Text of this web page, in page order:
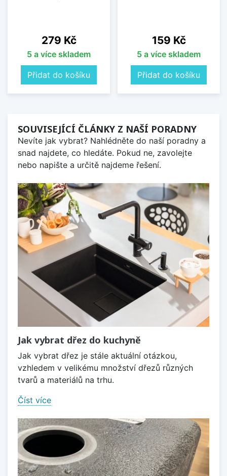
Cena
279 Kč
5 a více skladem
Přidat do košíku
Cena
159 Kč
5 a více skladem
Přidat do košíku
SOUVISEJÍCÍ ČLÁNKY Z NAŠÍ PORADNY
Nevíte jak vybrat? Nahlédněte do naší poradny a
snad najdete, co hledáte. Pokud ne, zavolejte
nebo napište a určitě najdeme řešení.
Jak vybrat dřez do kuchyně
Jak vybrat dřez je stále aktuální otázkou,
vzhledem v velikému množství dřezů různých
tvarů a materiálů na trhu.
Číst více